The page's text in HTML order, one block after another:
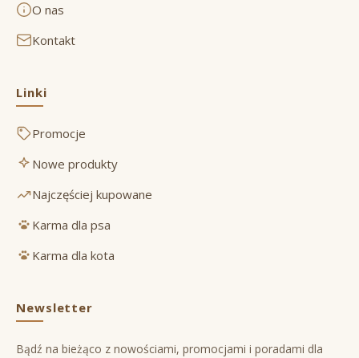
O nas
Kontakt
Linki
Promocje
Nowe produkty
Najczęściej kupowane
Karma dla psa
Karma dla kota
Newsletter
Bądź na bieżąco z nowościami, promocjami i poradami dla